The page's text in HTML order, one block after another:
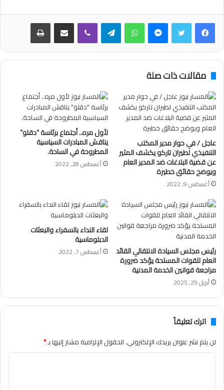
فيسبوكتويتر ماسنجر واتساب تيلقرام ڤايبر مشاركة عبر البريد طباعة
مقالات ذات صلة
عاجل / في حوار مدير المكتب
التنفيذي لطيران تاركو يكشف المثير
عن قضية البلاغات ضد المدير العام
ويوضح حقائق خطيرة
أغسطس 9, 2022
لأول مره.. أجتماع برئاسة “دقلو”
يناقش المبادرات السياسية
المطروحة في الساحة.
أغسطس 28, 2022
رئيس مجلس السيادة الانتقالي القائد
العام للقوات المسلحة يؤكد ضرورة
مراجعة قوانين الخدمة المدنية
أبريل 29, 2025
لقاء النداء بالسفراء والبعثات
الدبلوماسية
أغسطس 7, 2022
اترك تعليقاً
لن يتم نشر عنوان بريدك الإلكتروني.الحقول الإلزامية مشار إليها بـ*